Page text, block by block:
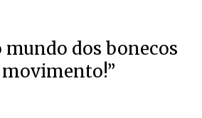
mundo dos bonecos